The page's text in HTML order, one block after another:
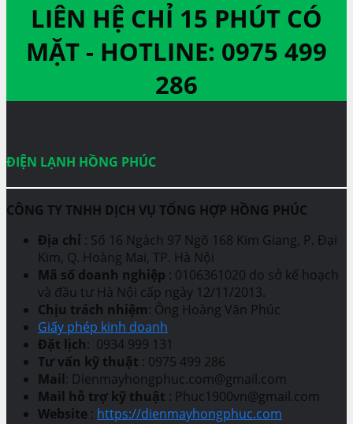
LIÊN HỆ CHỈ 15 PHÚT CÓ
MẶT - HOTLINE: 0975 499
286
ĐIỆN LẠNH HỒNG PHÚC
CÔNG TY TNHH DỊCH VỤ TỔNG HỢP HỒNG PHÚC
Địa chỉ : Số 16 Ngách 97 Ngõ 168 Kim Giang, P. Đại
Kim, Q. Hoàng Mai, TP. Hà Nội
Mã số doanh nghiệp : 0106361020 do sở kế hoạch
và đầu tư Hà Nội cấp ngày 12/11/2013.
Chịu trách nhiệm: Ông Hoàng Văn Phúc
Giấy phép kinh doanh
Đặt lịch: 0934 999 131
Tư vấn kỹ thuật : 0975 499 286
Mail: Dienmayhongphuc.com@gmail.com
Mail hỗ trợ kỹ thuật : Phuc1900vn@gmail.com
Website : https://dienmayhongphuc.com